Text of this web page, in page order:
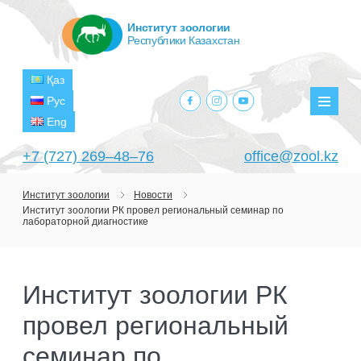
+7 (727) 269‒48‒76 office@zool.kz
Қаз
Рус
Eng
facebook.com
instagram.com
youtube.com
Институт зоологии
Республики Казахстан
ГЛАВНАЯ
РУКОВОДСТВО
СТРУКТУРА
ПОДРАЗДЕЛЕНИЯ
ЛАБОРАТОРИЯ ТЕРИОЛОГИИ
НАУЧНО-ИССЛЕДОВАТЕЛЬСКИЕ
ПРОЕКТЫ
ТЕКУЩИЕ ПРОЕКТЫ
Институт зоологии
Новости
Институт зоологии РК провел региональный семинар по
лабораторной диагностике
Институт зоологии РК
провел региональный